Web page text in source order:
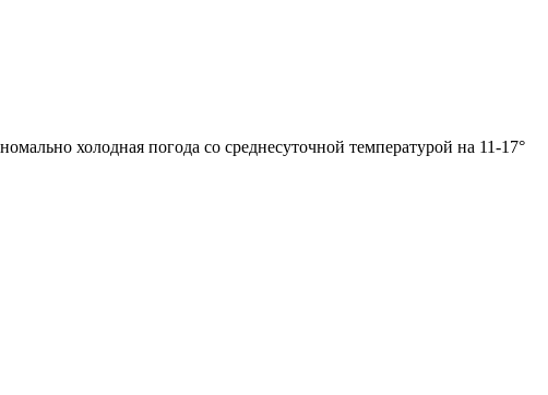
холодная погода со среднесуточной температурой на 11-17°